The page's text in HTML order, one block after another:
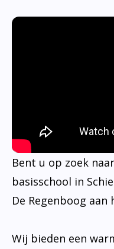
Bent u op zoek
basisschool in
De Regenboog
Wij bieden een